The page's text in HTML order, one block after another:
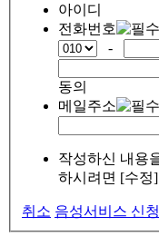
아이디
전화번호
-
동의
메일주소
작성하신 내용
하시려면 [수정
취소 음성서비스 신청